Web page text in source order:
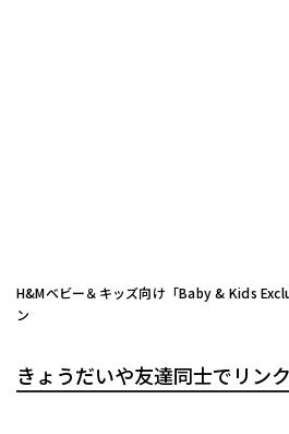
H&Mベビー＆キッズ向け「Baby & Kids
ン
きょうだいや友達同士でリン